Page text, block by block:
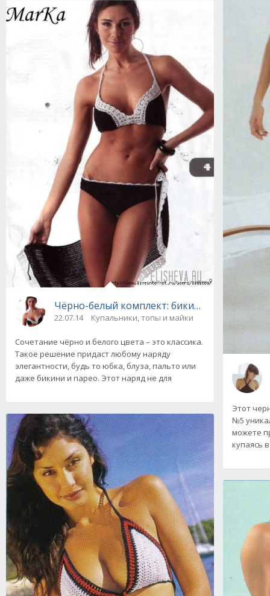
Чёрно-белый комплект: бикини и парео "А-
22.07.14 Купальники, топы и майки
Сочетание чёрно и белого цвета – это классика.
Такое решение придаст любому наряду
элегантности, будь то юбка, блуза, пальто или
даже бикини и парео. Этот наряд не для
Этот
№5
можете
купаясь